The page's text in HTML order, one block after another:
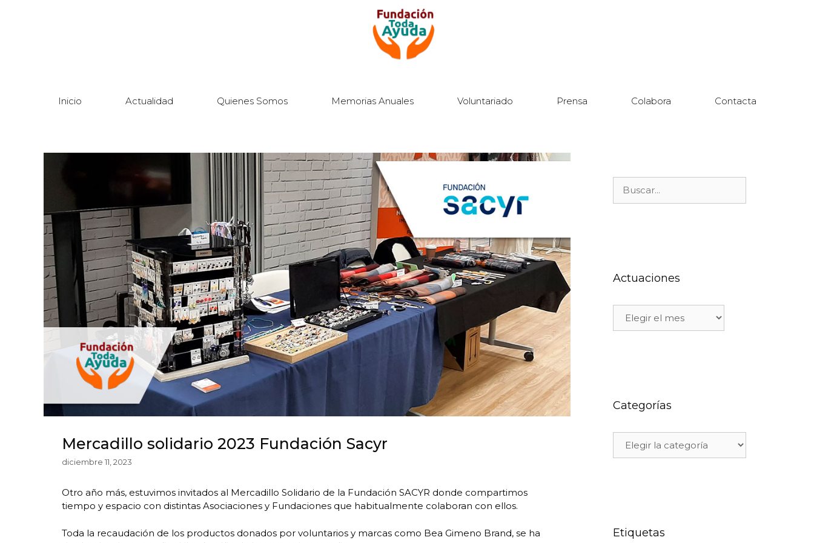
Inicio Actualidad Quienes Somos Memorias Anuales Voluntariado Prensa Colabora Contacta
Mercadillo solidario 2023 Fundación Sacyr
diciembre 11, 2023
Otro año más, estuvimos invitados al Mercadillo Solidario de la Fundación SACYR donde compartimos
tiempo y espacio con distintas Asociaciones y Fundaciones que habitualmente colaboran con ellos.
Toda la recaudación de los productos donados por voluntarios y marcas como Bea Gimeno Brand, se ha
Actuaciones
Categorías
Etiquetas